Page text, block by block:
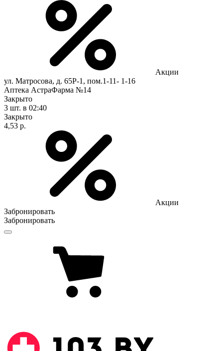
Акции
ул. Матросова, д. 65Р-1, пом.1-11- 1-16
Аптека АстраФарма №14
Закрыто
3 шт. в 02:40
Закрыто
4,53 р.
Акции
Забронировать
Забронировать